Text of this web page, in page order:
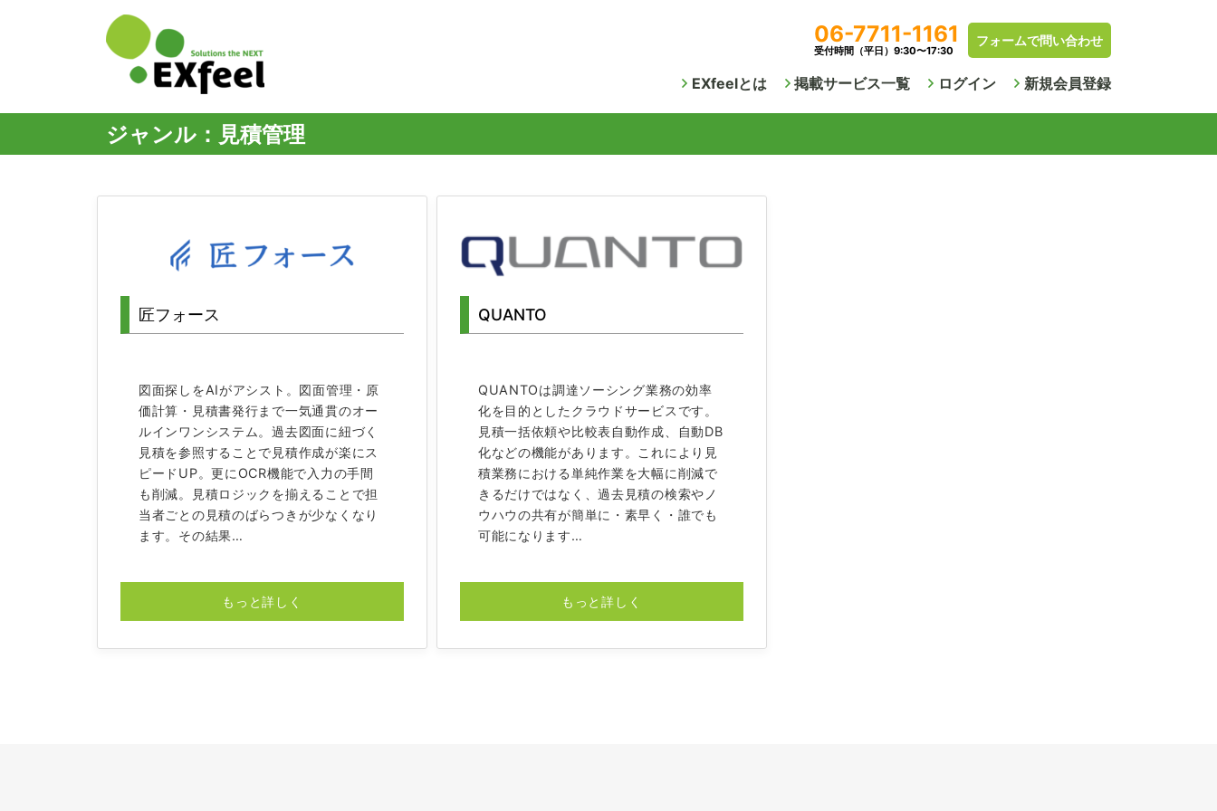
06-7711-1161
受付時間（平日）9:30〜17:30
フォームで問い合わせ
EXfeelとは 掲載サービス一覧 ログイン 新規会員登録
ジャンル：見積管理
匠フォース
図面探しをAIがアシスト。図面管理・原
価計算・見積書発行まで一気通貫のオー
ルインワンシステム。過去図面に紐づく
見積を参照することで見積作成が楽にス
ピードUP。更にOCR機能で入力の手間
も削減。見積ロジックを揃えることで担
当者ごとの見積のばらつきが少なくなり
ます。その結果…
もっと詳しく
QUANTO
QUANTOは調達ソーシング業務の効率
化を目的としたクラウドサービスです。
見積一括依頼や比較表自動作成、自動DB
化などの機能があります。これにより見
積業務における単純作業を大幅に削減で
きるだけではなく、過去見積の検索やノ
ウハウの共有が簡単に・素早く・誰でも
可能になります…
もっと詳しく